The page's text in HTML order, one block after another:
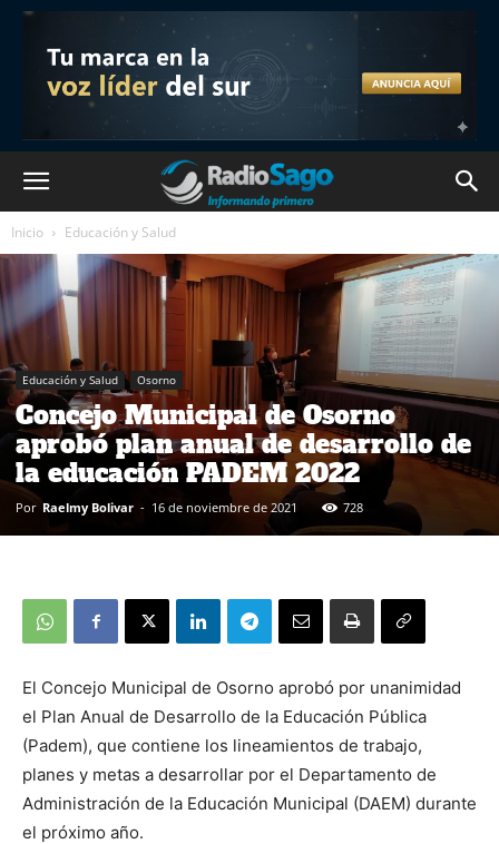
Inicio Educación y Salud
Educación y Salud Osorno
Concejo Municipal de Osorno
aprobó plan anual de desarrollo de
la educación PADEM 2022
Por Raelmy Bolivar - 16 de noviembre de 2021 728
El Concejo Municipal de Osorno aprobó por unanimidad
el Plan Anual de Desarrollo de la Educación Pública
(Padem), que contiene los lineamientos de trabajo,
planes y metas a desarrollar por el Departamento de
Administración de la Educación Municipal (DAEM) durante
el próximo año.